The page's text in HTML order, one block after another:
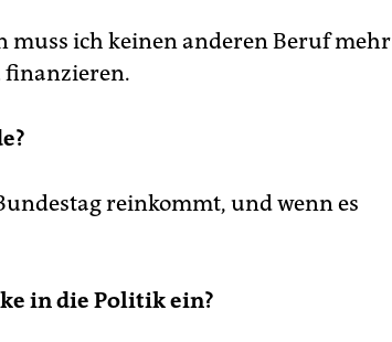
ich keinen anderen Beruf mehr
finanzieren.
reinkommt, und wenn es
in die Politik ein?